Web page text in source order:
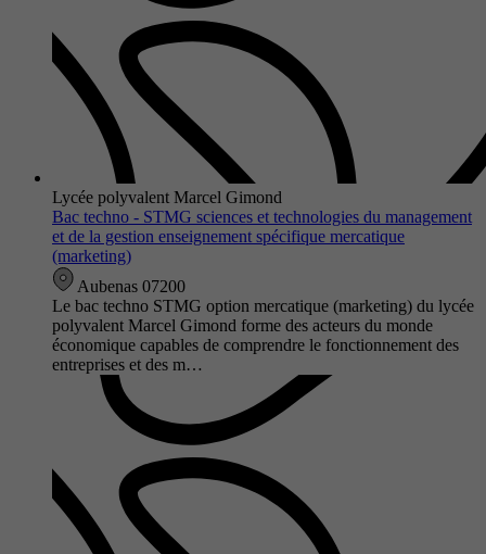
Lycée polyvalent Marcel Gimond
Bac techno - STMG sciences et technologies du management
et de la gestion enseignement spécifique mercatique
(marketing)
Aubenas 07200
Le bac techno STMG option mercatique (marketing) du lycée
polyvalent Marcel Gimond forme des acteurs du monde
économique capables de comprendre le fonctionnement des
entreprises et des m…